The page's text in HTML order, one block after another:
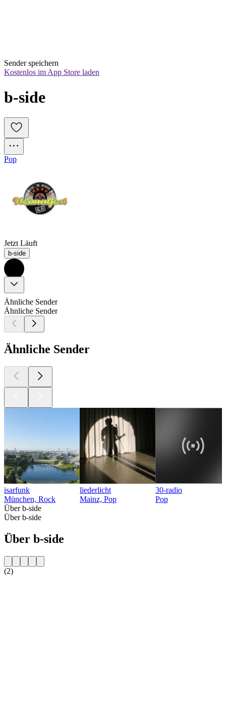
Sender speichern
Kostenlos im App Store laden
b-side
Pop
Jetzt Läuft
b-side
Ähnliche Sender
Ähnliche Sender
Ähnliche Sender
isarfunk
München, Rock
liederlicht
Mainz, Pop
30-radio
Pop
Über b-side
Über b-side
Über b-side
(2)